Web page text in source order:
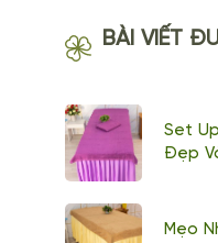
BÀI VIẾT
Set
Đẹp
Mẹo